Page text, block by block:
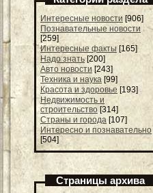
Интересные новости [906]
Познавательные новости
[259]
Интересные факты [165]
Надо знать [200]
Авто новости [243]
Техника и наука [99]
Красота и здоровье [193]
Недвижимость и
строительство [314]
Страны и города [107]
Интересно и познавательно
[504]
Страницы архива